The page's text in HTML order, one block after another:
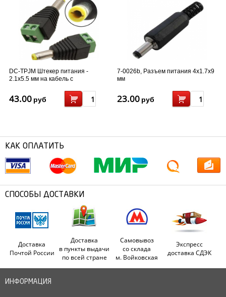
DC-TPJM Штекер питания -
2.1x5.5 мм на кабель с
43.00 руб
7-0026b, Разъем питания 4x1.7x9
мм
23.00 руб
КАК ОПЛАТИТЬ
СПОСОБЫ ДОСТАВКИ
Доставка
Почтой России
Доставка
в пункты выдачи
по всей стране
Самовывоз
со склада
м. Войковская
Экспресс
доставка СДЭК
ИНФОРМАЦИЯ